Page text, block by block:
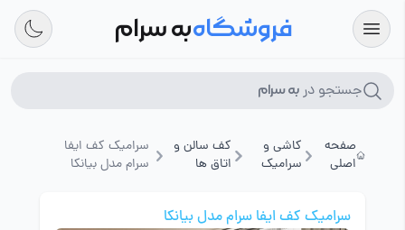
فروشگاهبه سرام
جستجو در به سرام
صفحه
اصلی
کاشی و
سرامیک
کف سالن و
اتاق ها
سرامیک کف ایفا
سرام مدل بیانکا
سرامیک کف ایفا سرام مدل بیانکا